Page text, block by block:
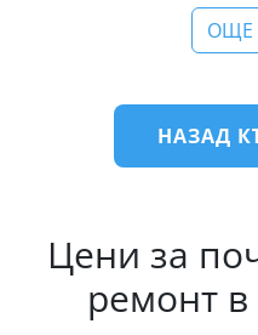
ОЩЕ
НАЗАД
Цени за
ремонт